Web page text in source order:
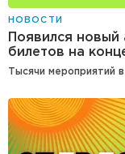
НОВОСТИ
Появился новый
билетов на
Тысячи мероприятий